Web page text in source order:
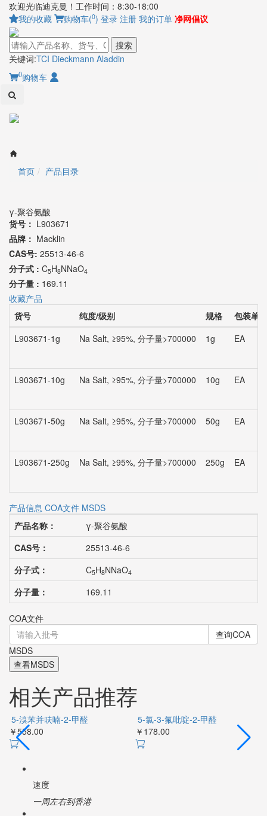
欢迎光临迪克曼！工作时间：8:30-18:00
我的收藏
购物车(0) 登录 注册 我的订单 净网倡议
搜索
关键词:TCI Dieckmann Aladdin
0购物车
首页 产品目录
γ-聚谷氨酸
货号： L903671
品牌： Macklin
CAS号: 25513-46-6
分子式 : C5H8NNaO4
分子量 : 169.11
收藏产品
货号
纯度/级别 规格
包装单位
L903671-1g
Na Salt, ≥95%, 分子量>700000 1g EA
L903671-10g Na Salt, ≥95%, 分子量>700000 10g EA
L903671-50g Na Salt, ≥95%, 分子量>700000 50g EA
L903671-250g Na Salt, ≥95%, 分子量>700000 250g EA
产品信息 COA文件 MSDS
产品名称：
γ-聚谷氨酸
CAS号：
25513-46-6
分子式：
C5H8NNaO4
分子量： 169.11
COA文件
查询COA
MSDS
查看MSDS
相关产品推荐
5-溴苯并呋喃-2-甲醛
￥558.00
5-氯-3-氟吡啶-2-甲醛
￥178.00
速度
一周左右到香港